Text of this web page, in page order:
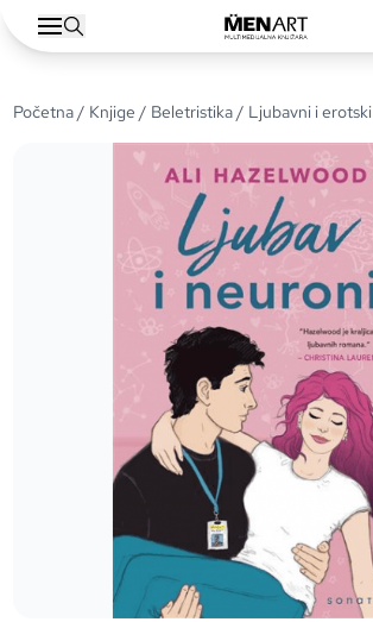
Početna/ Knjige / Beletristika/ Ljubavni i erotski